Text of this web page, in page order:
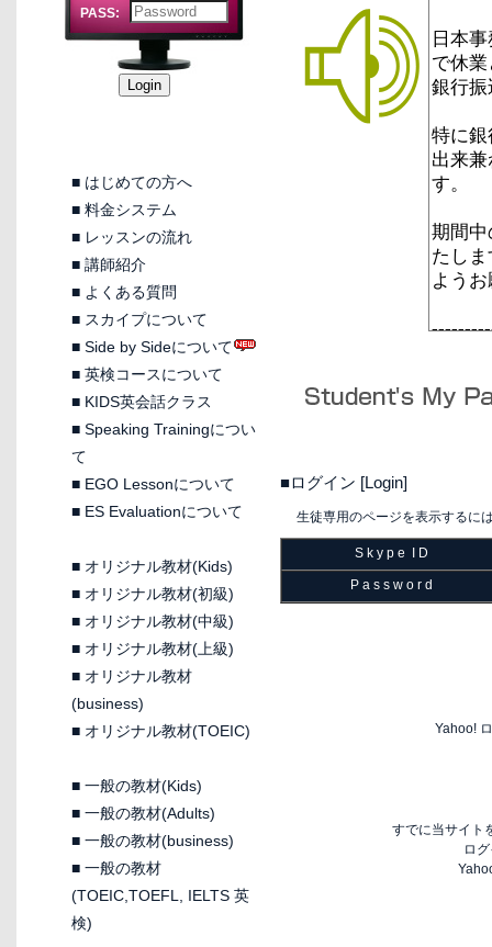
PASS:
■ はじめての方へ
■ 料金システム
■ レッスンの流れ
■ 講師紹介
■ よくある質問
■ スカイプについて
■ Side by Sideについて
■ 英検コースについて
■ KIDS英会話クラス
■ Speaking Trainingについ
て
■ EGO Lessonについて
■ ES Evaluationについて
■ オリジナル教材(Kids)
■ オリジナル教材(初級)
■ オリジナル教材(中級)
■ オリジナル教材(上級)
■ オリジナル教材
(business)
■ オリジナル教材(TOEIC)
■ 一般の教材(Kids)
■ 一般の教材(Adults)
■ 一般の教材(business)
■ 一般の教材
(TOEIC,TOEFL, IELTS 英
検)
■ログイン [Login]
生徒専用のページを表示するに
S k y p e I D
P a s s w o r d
Yahoo!
すでに当サイト
ロ